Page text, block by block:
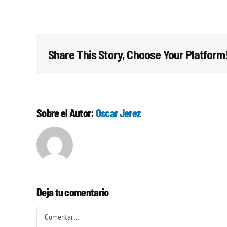
Share This Story, Choose Your
Sobre el Autor: Oscar Jerez
Deja tu comentario
Comentar